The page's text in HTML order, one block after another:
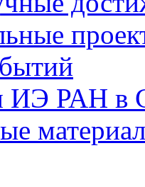
ИЭ РАН